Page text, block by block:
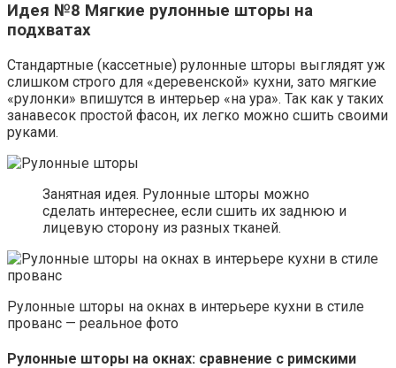
Идея №8 Мягкие рулонные шторы на
подхватах
Стандартные (кассетные) рулонные шторы выглядят уж
слишком строго для «деревенской» кухни, зато мягкие
«рулонки» впишутся в интерьер «на ура». Так как у таких
занавесок простой фасон, их легко можно сшить своими
руками.
Занятная идея. Рулонные шторы можно
сделать интереснее, если сшить их заднюю и
лицевую сторону из разных тканей.
Рулонные шторы на окнах в интерьере кухни в стиле
прованс — реальное фото
Рулонные шторы на окнах: сравнение с римскими